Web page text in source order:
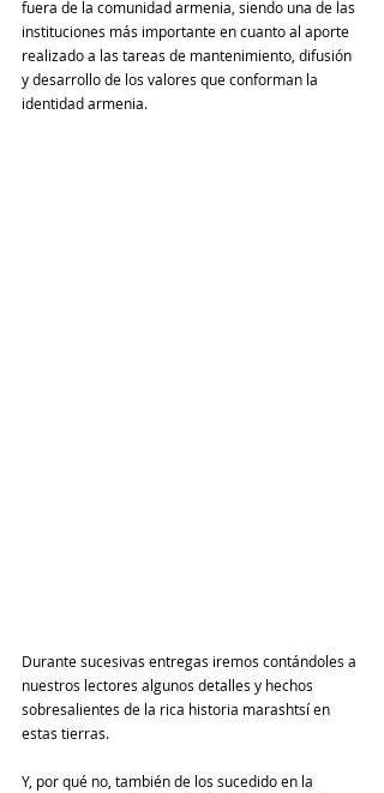
fuera de la comunidad armenia, siendo una de las
instituciones más importante en cuanto al aporte
realizado a las tareas de mantenimiento, difusión
y desarrollo de los valores que conforman la
identidad armenia.
Durante sucesivas entregas iremos contándoles a
nuestros lectores algunos detalles y hechos
sobresalientes de la rica historia marashtsí en
estas tierras.
Y, por qué no, también de los sucedido en la